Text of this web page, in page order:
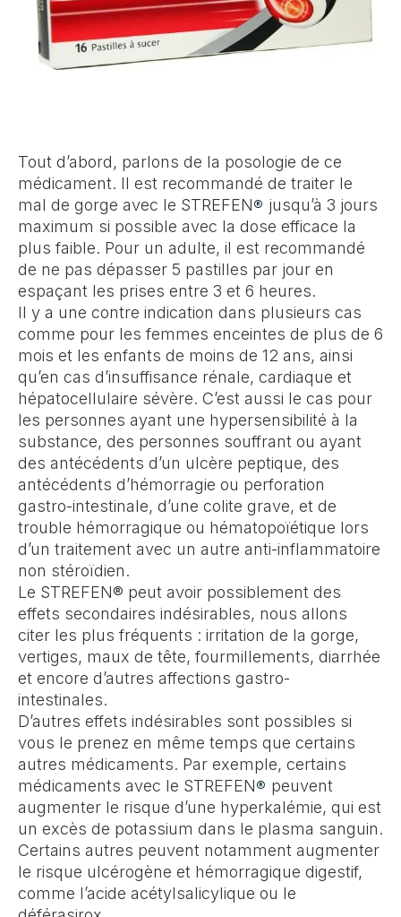
Tout d’abord, parlons de la posologie de ce
médicament. Il est recommandé de traiter le
mal de gorge avec le STREFEN® jusqu’à 3 jours
maximum si possible avec la dose efficace la
plus faible. Pour un adulte, il est recommandé
de ne pas dépasser 5 pastilles par jour en
espaçant les prises entre 3 et 6 heures.
Il y a une contre indication dans plusieurs cas
comme pour les femmes enceintes de plus de 6
mois et les enfants de moins de 12 ans, ainsi
qu’en cas d’insuffisance rénale, cardiaque et
hépatocellulaire sévère. C’est aussi le cas pour
les personnes ayant une hypersensibilité à la
substance, des personnes souffrant ou ayant
des antécédents d’un ulcère peptique, des
antécédents d’hémorragie ou perforation
gastro-intestinale, d’une colite grave, et de
trouble hémorragique ou hématopoïétique lors
d’un traitement avec un autre anti-inflammatoire
non stéroïdien.
Le STREFEN® peut avoir possiblement des
effets secondaires indésirables, nous allons
citer les plus fréquents : irritation de la gorge,
vertiges, maux de tête, fourmillements, diarrhée
et encore d’autres affections gastro-
intestinales.
D’autres effets indésirables sont possibles si
vous le prenez en même temps que certains
autres médicaments. Par exemple, certains
médicaments avec le STREFEN® peuvent
augmenter le risque d’une hyperkalémie, qui est
un excès de potassium dans le plasma sanguin.
Certains autres peuvent notamment augmenter
le risque ulcérogène et hémorragique digestif,
comme l’acide acétylsalicylique ou le